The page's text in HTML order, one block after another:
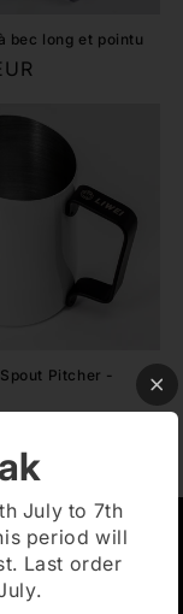
bec long et pointu
Pitcher -
July to 7th
period will
Last order